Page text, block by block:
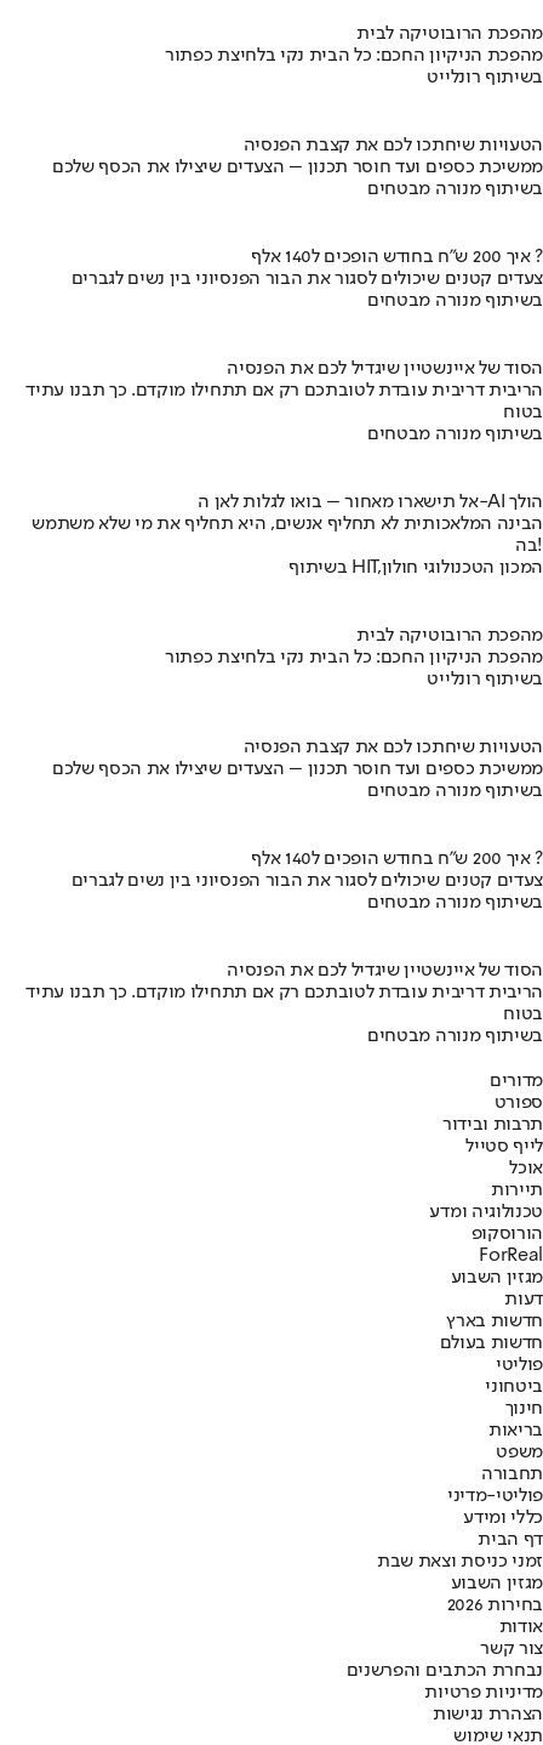
מהפכת הרובוטיקה לבית
מהפכת הניקיון החכם: כל הבית נקי בלחיצת כפתור
בשיתוף רונלייט
הטעויות שיחתכו לכם את קצבת הפנסיה
ממשיכת כספים ועד חוסר תכנון – הצעדים שיצילו את הכסף שלכם
בשיתוף מנורה מבטחים
איך 200 ש"ח בחודש הופכים ל140 אלף ?
צעדים קטנים שיכולים לסגור את הבור הפנסיוני בין נשים לגברים
בשיתוף מנורה מבטחים
הסוד של איינשטיין שיגדיל לכם את הפנסיה
הריבית דריבית עובדת לטובתכם רק אם תתחילו מוקדם. כך תבנו עתיד
בטוח
בשיתוף מנורה מבטחים
אל תישארו מאחור – בואו לגלות לאן ה-AI הולך
הבינה המלאכותית לא תחליף אנשים, היא תחליף את מי שלא משתמש
בה!
בשיתוף HIT,המכון הטכנולוגי חולון
מהפכת הרובוטיקה לבית
מהפכת הניקיון החכם: כל הבית נקי בלחיצת כפתור
בשיתוף רונלייט
הטעויות שיחתכו לכם את קצבת הפנסיה
ממשיכת כספים ועד חוסר תכנון – הצעדים שיצילו את הכסף שלכם
בשיתוף מנורה מבטחים
איך 200 ש"ח בחודש הופכים ל140 אלף ?
צעדים קטנים שיכולים לסגור את הבור הפנסיוני בין נשים לגברים
בשיתוף מנורה מבטחים
הסוד של איינשטיין שיגדיל לכם את הפנסיה
הריבית דריבית עובדת לטובתכם רק אם תתחילו מוקדם. כך תבנו עתיד
בטוח
בשיתוף מנורה מבטחים
מדורים
ספורט
תרבות ובידור
לייף סטייל
אוכל
תיירות
טכנולוגיה ומדע
הורוסקופ
ForReal
מגזין השבוע
דעות
חדשות בארץ
חדשות בעולם
פוליטי
ביטחוני
חינוך
בריאות
משפט
תחבורה
פוליטי-מדיני
כללי ומידע
דף הבית
זמני כניסת וצאת שבת
מגזין השבוע
בחירות 2026
אודות
צור קשר
נבחרת הכתבים והפרשנים
מדיניות פרטיות
הצהרת נגישות
תנאי שימוש